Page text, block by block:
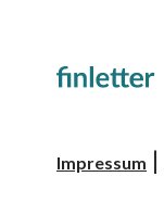
Impressum